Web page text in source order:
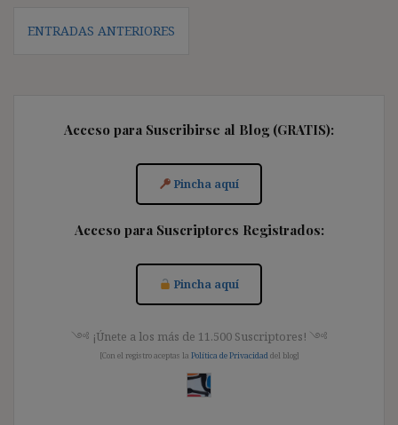
de
ENTRADAS ANTERIORES
Acceso para Suscribirse al Blog (GRATIS):
Pincha aquí
Acceso para Suscriptores Registrados:
Pincha aquí
༺ ¡Únete a los más de 11.500 Suscriptores! ༺
[Con el registro aceptas la Política de Privacidad del blog]